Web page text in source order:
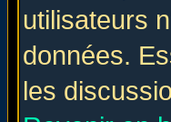
utilisateurs
données.
les